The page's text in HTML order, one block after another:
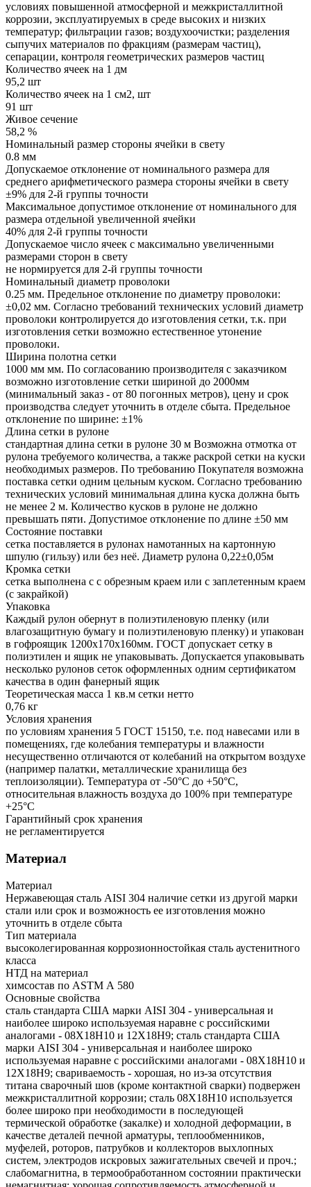
условиях повышенной атмосферной и межкристаллитной
коррозии, эксплуатируемых в среде высоких и низких
температур; фильтрации газов; воздухоочистки; разделения
сыпучих материалов по фракциям (размерам частиц),
сепарации, контроля геометрических размеров частиц
Количество ячеек на 1 дм
95,2 шт
Количество ячеек на 1 см2, шт
91 шт
Живое сечение
58,2 %
Номинальный размер стороны ячейки в свету
0.8 мм
Допускаемое отклонение от номинального размера для
среднего арифметического размера стороны ячейки в свету
±9% для 2-й группы точности
Максимальное допустимое отклонение от номинального для
размера отдельной увеличенной ячейки
40% для 2-й группы точности
Допускаемое число ячеек с максимально увеличенными
размерами сторон в свету
не нормируется для 2-й группы точности
Номинальный диаметр проволоки
0.25 мм. Предельное отклонение по диаметру проволоки:
±0,02 мм. Согласно требований технических условий диаметр
проволоки контролируется до изготовления сетки, т.к. при
изготовления сетки возможно естественное утонение
проволоки.
Ширина полотна сетки
1000 мм мм. По согласованию производителя с заказчиком
возможно изготовление сетки шириной до 2000мм
(минимальный заказ - от 80 погонных метров), цену и срок
производства следует уточнить в отделе сбыта. Предельное
отклонение по ширине: ±1%
Длина сетки в рулоне
стандартная длина сетки в рулоне 30 м Возможна отмотка от
рулона требуемого количества, а также раскрой сетки на куски
необходимых размеров. По требованию Покупателя возможна
поставка сетки одним цельным куском. Согласно требованию
технических условий минимальная длина куска должна быть
не менее 2 м. Количество кусков в рулоне не должно
превышать пяти. Допустимое отклонение по длине ±50 мм
Состояние поставки
сетка поставляется в рулонах намотанных на картонную
шпулю (гильзу) или без неё. Диаметр рулона 0,22±0,05м
Кромка сетки
сетка выполнена с с обрезным краем или с заплетенным краем
(с закрайкой)
Упаковка
Каждый рулон обернут в полиэтиленовую пленку (или
влагозащитную бумагу и полиэтиленовую пленку) и упакован
в гофроящик 1200х170х160мм. ГОСТ допускает сетку в
полиэтилен и ящик не упаковывать. Допускается упаковывать
несколько рулонов сеток оформленных одним сертификатом
качества в один фанерный ящик
Теоретическая масса 1 кв.м сетки нетто
0,76 кг
Условия хранения
по условиям хранения 5 ГОСТ 15150, т.е. под навесами или в
помещениях, где колебания температуры и влажности
несущественно отличаются от колебаний на открытом воздухе
(например палатки, металлические хранилища без
теплоизоляции). Температура от -50°С до +50°С,
относительная влажность воздуха до 100% при температуре
+25°С
Гарантийный срок хранения
не регламентируется
Материал
Материал
Нержавеющая сталь AISI 304 наличие сетки из другой марки
стали или срок и возможность ее изготовления можно
уточнить в отделе сбыта
Тип материала
высоколегированная коррозионностойкая сталь аустенитного
класса
НТД на материал
химсостав по ASTM А 580
Основные свойства
сталь стандарта США марки AISI 304 - универсальная и
наиболее широко используемая наравне с российскими
аналогами - 08Х18Н10 и 12Х18Н9; сталь стандарта США
марки AISI 304 - универсальная и наиболее широко
используемая наравне с российскими аналогами - 08Х18Н10 и
12Х18Н9; свариваемость - хорошая, но из-за отсутствия
титана сварочный шов (кроме контактной сварки) подвержен
межкристаллитной коррозии; сталь 08Х18Н10 используется
более широко при необходимости в последующей
термической обработке (закалке) и холодной деформации, в
качестве деталей печной арматуры, теплообменников,
муфелей, роторов, патрубков и коллекторов выхлопных
систем, электродов искровых зажигательных свечей и проч.;
слабомагнитна, в термообработанном состоянии практически